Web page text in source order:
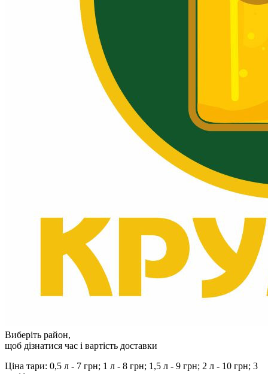
Виберіть район,
щоб дізнатися час і вартість доставки
Ціна тари: 0,5 л - 7 грн; 1 л - 8 грн; 1,5 л - 9 грн; 2 л - 10 грн; 3